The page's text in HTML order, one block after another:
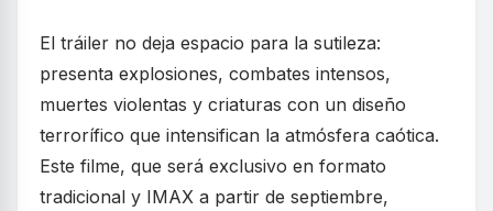
El tráiler no deja espacio para la sutileza:
presenta explosiones, combates intensos,
muertes violentas y criaturas con un diseño
terrorífico que intensifican la atmósfera caótica.
Este filme, que será exclusivo en formato
tradicional y IMAX a partir de septiembre,